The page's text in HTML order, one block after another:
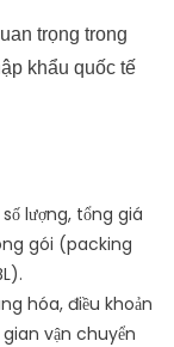
trọng trong
khẩu quốc tế
lượng, tổng giá
gói (packing
hóa, điều khoản
vận chuyển